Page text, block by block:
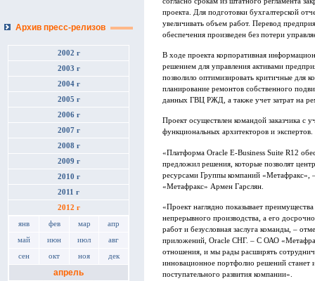
Архив пресс-релизов
2002 г
2003 г
2004 г
2005 г
2006 г
2007 г
2008 г
2009 г
2010 г
2011 г
2012 г
янв фев мар апр
май июн июл авг
сен окт ноя дек
апрель
проекта. Для подготовки бухгалтерской
увеличивать объем работ. Перевод
обеспечения произведен без потери
В ходе проекта корпоративная
решением для управления активами
позволило оптимизировать критичные для
планирование ремонтов собственного
данных ГВЦ РЖД, а также учет затрат на
Проект осуществлен командой заказчика с
функциональных архитекторов и экспертов.
«Платформа Oracle E-Business Suite R12
предложил решения, которые позволят
ресурсами Группы компаний «Метафракс»,
«Метафракс» Армен Гарслян.
«Проект наглядно показывает
непрерывного производства, а его
работ и безусловная заслуга команды, –
приложений, Oracle СНГ. – С ОАО
отношения, и мы рады расширять
инновационное портфолио решений станет
поступательного развития компании».